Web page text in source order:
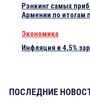
Рэнкинг самых
Армении по итогам
Экономика
Инфляция в 4,5%
ПОСЛЕДНИЕ